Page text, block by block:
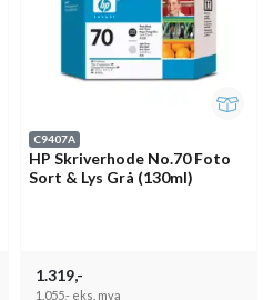
C9407A
HP Skriverhode No.70 Foto
Sort & Lys Grå (130ml)
1.319,-
1.055,- eks. mva